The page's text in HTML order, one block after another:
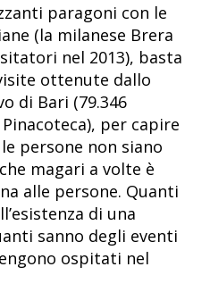
paragoni con le
(la milanese Brera
nel 2013), basta
ottenute dallo
di Bari (79.346
per capire
persone non siano
magari a volte è
alle persone. Quanti
di una
sanno degli eventi
ospitati nel